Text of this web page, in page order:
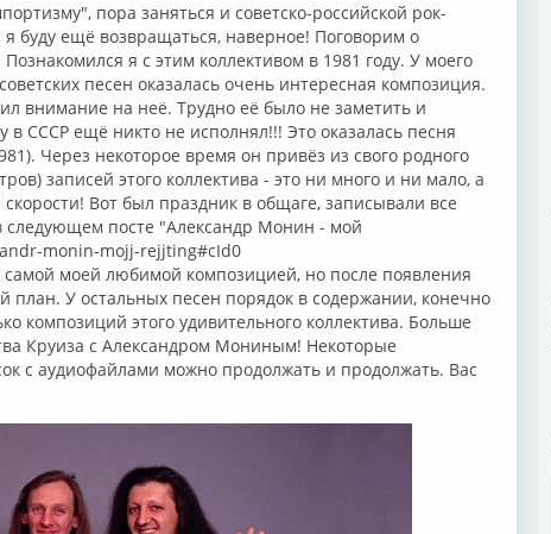
пора заняться и советско-российской рок-
буду ещё возвращаться, наверное! Поговорим о
я с этим коллективом в 1981 году. У моего
песен оказалась очень интересная композиция.
внимание на неё. Трудно её было не заметить и
СССР ещё никто не исполнял!!! Это оказалась песня
Через некоторое время он привёз из свого родного
записей этого коллектива - это ни много и ни мало, а
Вот был праздник в общаге, записывали все
следующем посте "Александр Монин - мой
monin-mojj-rejjting#cId0
моей любимой композицией, но после появления
У остальных песен порядок в содержании, конечно
композиций этого удивительного коллектива. Больше
Круиза с Александром Мониным! Некоторые
с аудиофайлами можно продолжать и продолжать. Вас